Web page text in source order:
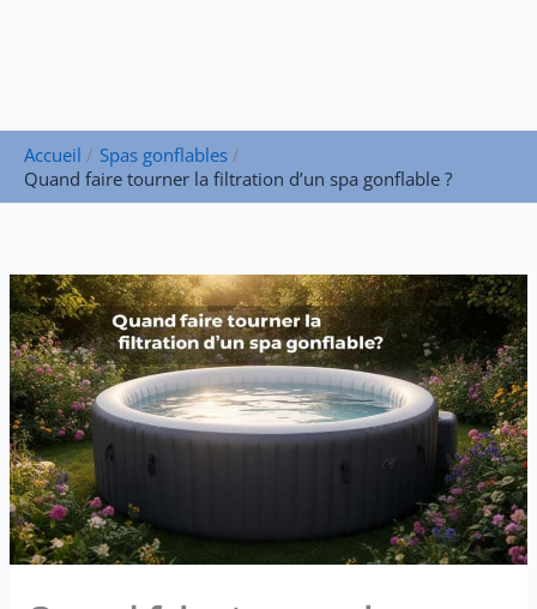
Accueil
Spas gonflables
Quand faire tourner la filtration d’un spa gonflable ?